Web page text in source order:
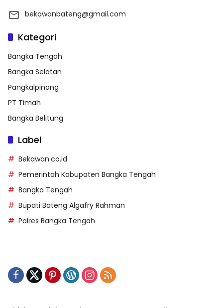
bekawanbateng@gmail.com
Kategori
Bangka Tengah
Bangka Selatan
Pangkalpinang
PT Timah
Bangka Belitung
Label
Bekawan.co.id
Pemerintah Kabupaten Bangka Tengah
Bangka Tengah
Bupati Bateng Algafry Rahman
Polres Bangka Tengah
https://kecsitim.sitarokab.go.id/